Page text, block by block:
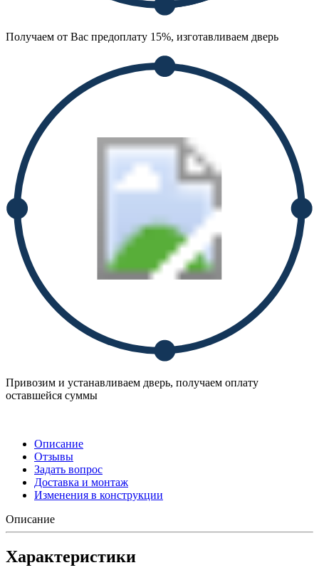
Получаем от Вас предоплату 15%, изготавливаем дверь
Привозим и устанавливаем дверь, получаем оплату
оставшейся суммы
Описание
Отзывы
Задать вопрос
Доставка и монтаж
Изменения в конструкции
Описание
Характеристики